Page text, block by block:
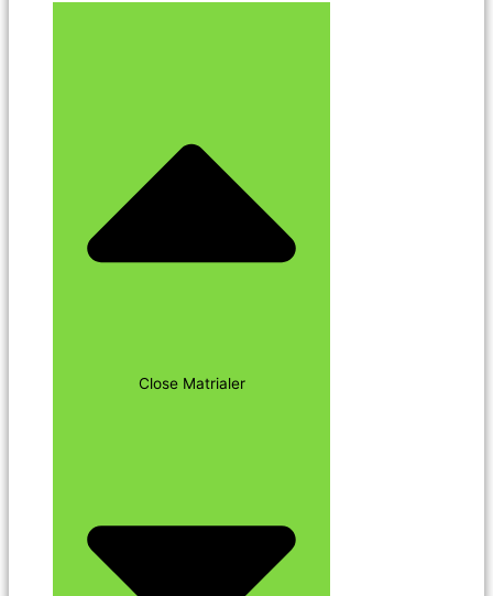
Close Matrialer